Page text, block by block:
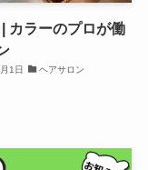
カラーのプロが働
1日 ヘアサロン